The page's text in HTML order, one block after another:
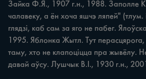
Зайка Ф.Я., 1907 г.н., 1988. Заполле
чалавеку, а ён хоча яшчэ ляпей" (тлум.
глядзі, каб сам за яго не пабег.
1995. Яблонка Жытл. Тут
таму, хто не клапоціцца пра жывёлу.
давай аўсу. Лушчык В.І., 1930 г.н.,